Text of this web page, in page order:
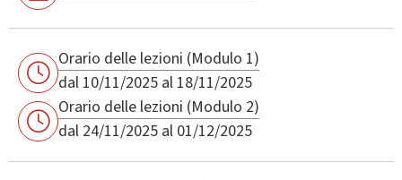
Orario delle lezioni (Modulo 1)
dal 10/11/2025 al 18/11/2025
Orario delle lezioni (Modulo 2)
dal 24/11/2025 al 01/12/2025